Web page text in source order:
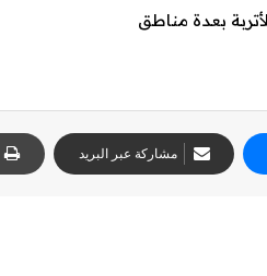
مشاركة عبر البريد